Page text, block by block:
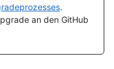
.
an den GitHub